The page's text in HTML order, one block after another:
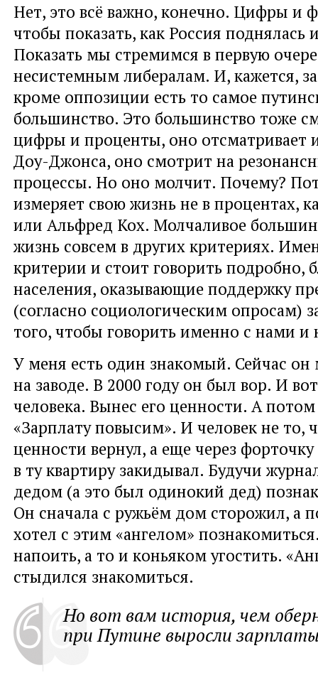
Нет, это всё важно, конечно. Цифры и
чтобы показать, как Россия поднялась
Показать мы стремимся в первую
несистемным либералам. И, кажется,
кроме оппозиции есть то самое
большинство. Это большинство тоже
цифры и проценты, оно отсматривает
Доу-Джонса, оно смотрит на
процессы. Но оно молчит. Почему?
измеряет свою жизнь не в процентах,
или Альфред Кох. Молчаливое
жизнь совсем в других критериях.
критерии и стоит говорить подробно,
населения, оказывающие поддержку
(согласно социологическим опросам)
того, чтобы говорить именно с нами
У меня есть один знакомый. Сейчас он
на заводе. В 2000 году он был вор. И
человека. Вынес его ценности. А
«Зарплату повысим». И человек не то,
ценности вернул, а еще через
в ту квартиру закидывал. Будучи
дедом (а это был одинокий дед)
Он сначала с ружьём дом сторожил, а
хотел с этим «ангелом»
напоить, а то и коньяком угостить.
стыдился знакомиться.
Но вот вам история, чем
при Путине выросли